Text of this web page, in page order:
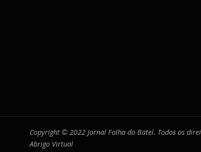
Copyright © 2022 Jornal Folha do Batel. Todos os
Abrigo Virtual